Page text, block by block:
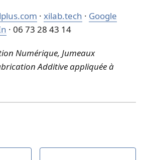
· xilab.tech · Google
· 06 73 28 43 14
Numérique, Jumeaux
Additive appliquée à